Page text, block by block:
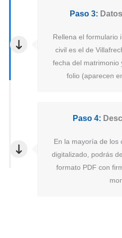
Paso 3:
Rellena el formulario
civil es el de
fecha del matrimonio
folio (aparecen
Paso 4:
En la mayoría de los
digitalizado, podrás
formato PDF con